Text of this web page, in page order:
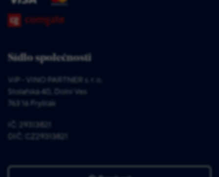
Sídlo společnosti
ViP - VINO PARTNER s. r. o.
Stolařská 40, Dolní Ves
763 16 Fryšták
IČ: 29313821
DIČ: CZ29313821